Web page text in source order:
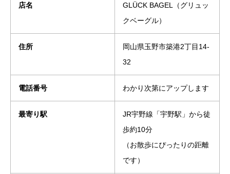
店名
GLÜCK BAGEL（グリュッ
クベーグル）
住所
岡山県玉野市築港2丁目14-
32
電話番号 わかり次第にアップします
最寄り駅
JR宇野線「宇野駅」から徒
歩約10分
（お散歩にぴったりの距離
です）